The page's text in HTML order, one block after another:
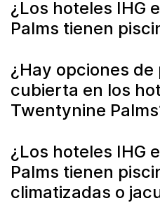
¿Los hoteles IHG
Palms tienen
¿Hay opciones de
cubierta en los
Twentynine
¿Los hoteles IHG
Palms tienen
climatizadas o